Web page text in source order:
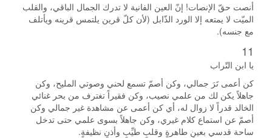
أنصت حقّ الإنصات! إنّ العين الفانية لا تدرك الجمال الباقي، والقلب
الميّت لا يمتعه إلا الورد الذّابل (لأن كلّ قرين يلتمس قرينه ويأتلف
مع جنسه).
11
يا ابن التّراب
كن أعمى تَرَ جمالي، وكن أصمّ تسمع لحني وصوتي المليح، وكن
جاهلاً يكن لك من علمي نصيب، وكن فقيراً تغترف من بحر غنائي
الخالد قدراً لا زوال له، أي كن أعمى عن مشاهدة غير جمالي وكن
أصمّ عن استماع كلام غيري، وكن جاهلاً بسوى علمي حتى تدخل
ساحة قدسي بعينٍ طاهرةٍ وقلبٍ طيِّبٍ وأذنٍ نظيفةٍ.